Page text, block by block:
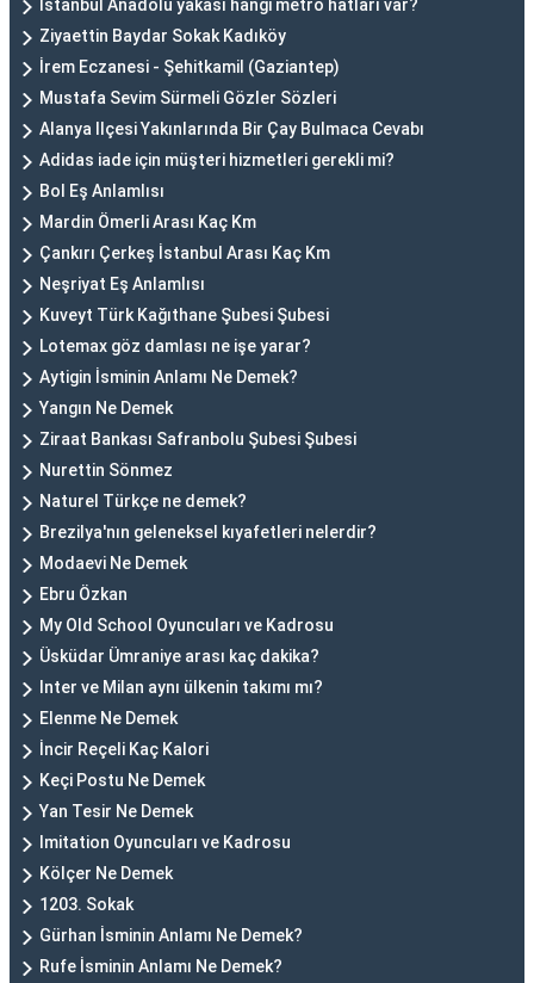
İstanbul Anadolu yakası hangi metro hatları var?
Ziyaettin Baydar Sokak Kadıköy
İrem Eczanesi - Şehitkamil (Gaziantep)
Mustafa Sevim Sürmeli Gözler Sözleri
Alanya Ilçesi Yakınlarında Bir Çay Bulmaca Cevabı
Adidas iade için müşteri hizmetleri gerekli mi?
Bol Eş Anlamlısı
Mardin Ömerli Arası Kaç Km
Çankırı Çerkeş İstanbul Arası Kaç Km
Neşriyat Eş Anlamlısı
Kuveyt Türk Kağıthane Şubesi Şubesi
Lotemax göz damlası ne işe yarar?
Aytigin İsminin Anlamı Ne Demek?
Yangın Ne Demek
Ziraat Bankası Safranbolu Şubesi Şubesi
Nurettin Sönmez
Naturel Türkçe ne demek?
Brezilya'nın geleneksel kıyafetleri nelerdir?
Modaevi Ne Demek
Ebru Özkan
My Old School Oyuncuları ve Kadrosu
Üsküdar Ümraniye arası kaç dakika?
Inter ve Milan aynı ülkenin takımı mı?
Elenme Ne Demek
İncir Reçeli Kaç Kalori
Keçi Postu Ne Demek
Yan Tesir Ne Demek
Imitation Oyuncuları ve Kadrosu
Kölçer Ne Demek
1203. Sokak
Gürhan İsminin Anlamı Ne Demek?
Rufe İsminin Anlamı Ne Demek?